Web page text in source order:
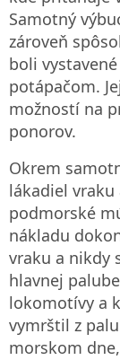
Samotný
zároveň
boli
potápačom.
možností na
ponorov.
Okrem
lákadiel
podmorské
nákladu
vraku a nikdy
hlavnej
lokomotívy a
vymrštil z
morskom